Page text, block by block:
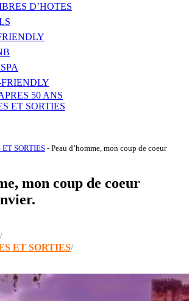
D’HOTES
50 ANS
ET SORTIES
SORTIES - Peau d’homme, mon coup de coeur
mon coup de coeur
ET SORTIES